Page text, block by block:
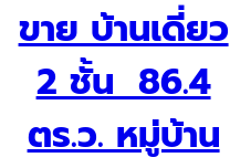
ขาย บ้านเดี่ยว
2 ชั้น 86.4
ตร.ว. หมู่บ้าน